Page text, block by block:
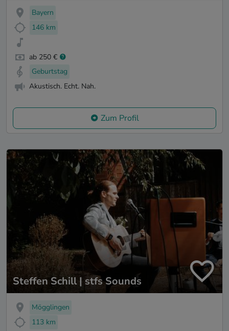
Bayern
146 km
ab 250 €
Geburtstag
Akustisch. Echt. Nah.
Zum Profil
Steffen Schill | stfs Sounds
Mögglingen
113 km